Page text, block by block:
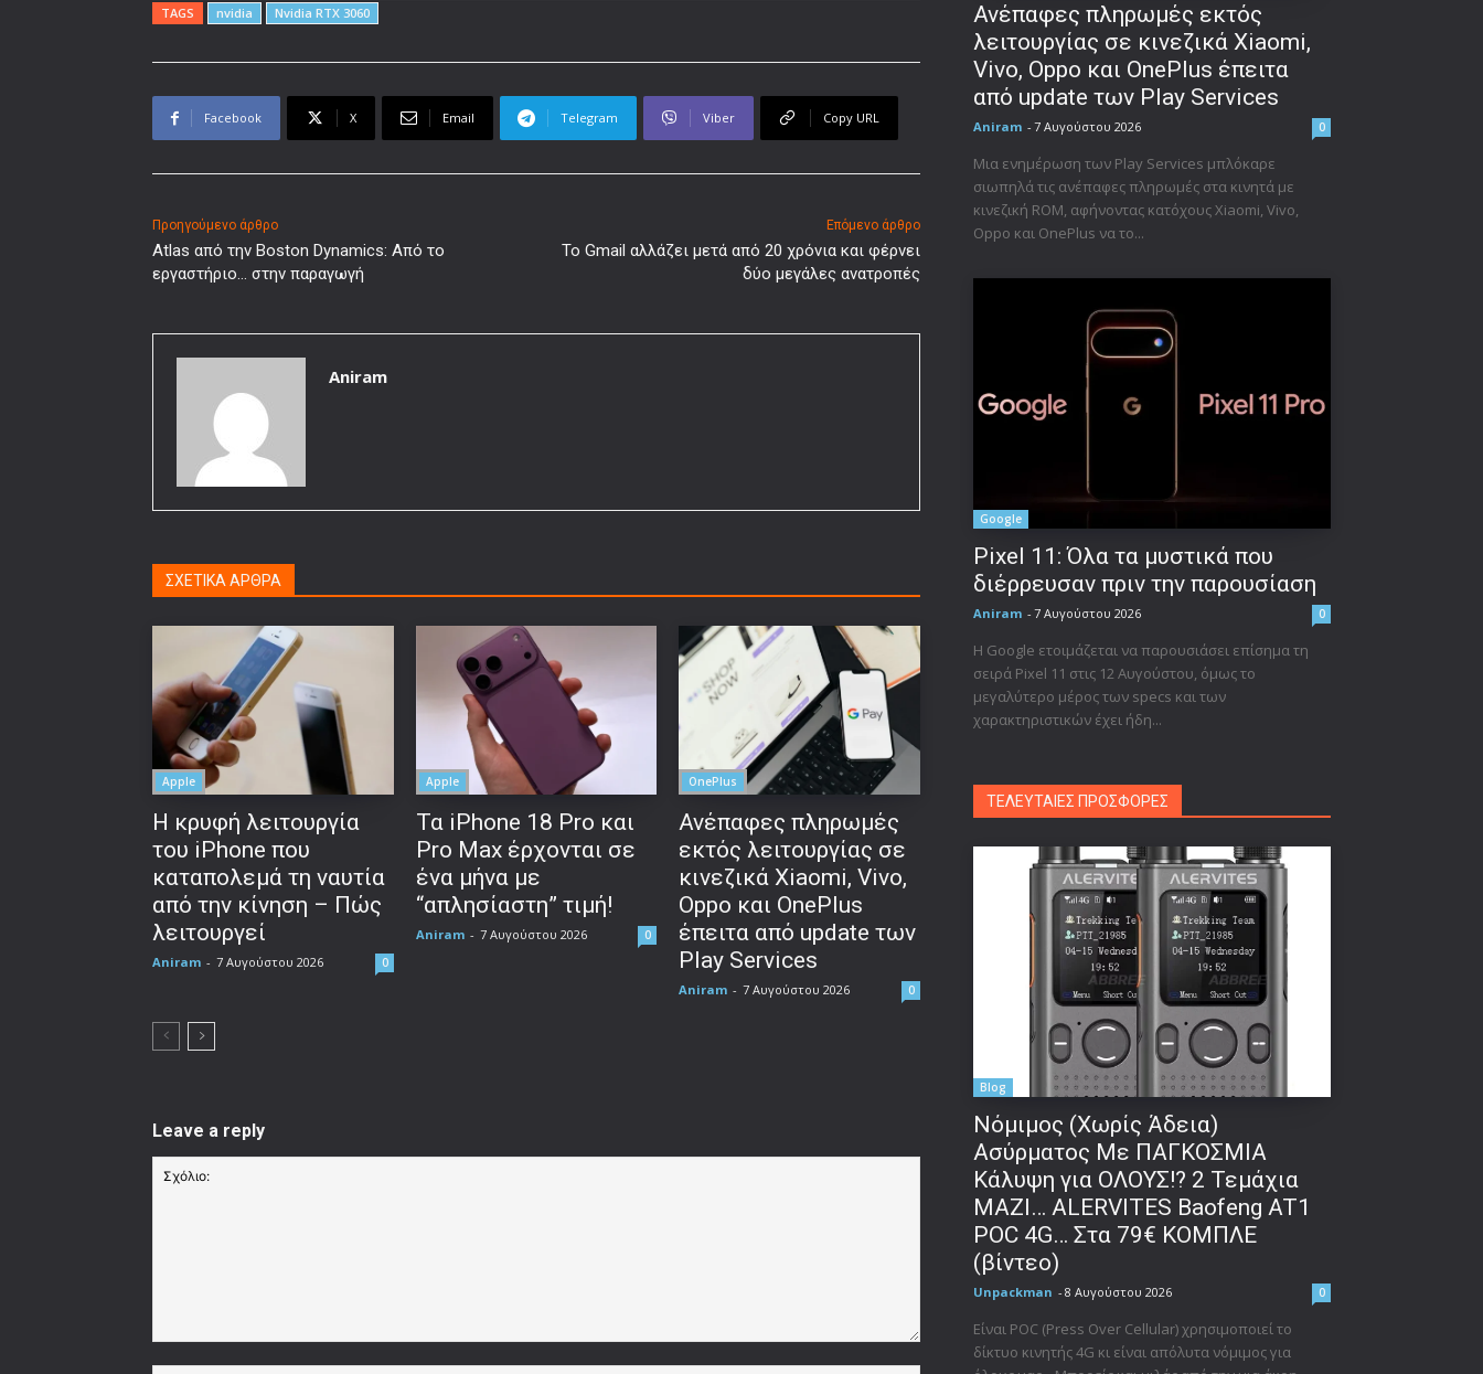
TAGS nvidia Nvidia RTX 3060
Facebook X Email Telegram Viber Copy URL
Προηγούμενο άρθρο
Atlas από την Boston Dynamics: Aπό το
εργαστήριο… στην παραγωγή
Επόμενο άρθρο
Το Gmail αλλάζει μετά από 20 χρόνια και φέρνει
δύο μεγάλες ανατροπές
Aniram
ΣΧΕΤΙΚΑ ΑΡΘΡΑ
Apple
Η κρυφή λειτουργία
του iPhone που
καταπολεμά τη ναυτία
από την κίνηση – Πώς
λειτουργεί
Aniram - 7 Αυγούστου 2026 0
Apple
Τα iPhone 18 Pro και
Pro Max έρχονται σε
ένα μήνα με
“απλησίαστη” τιμή!
Aniram - 7 Αυγούστου 2026 0
OnePlus
Ανέπαφες πληρωμές
εκτός λειτουργίας σε
κινεζικά Xiaomi, Vivo,
Oppo και OnePlus
έπειτα από update των
Play Services
Aniram - 7 Αυγούστου 2026 0
Leave a reply
Ανέπαφες πληρωμές εκτός
λειτουργίας σε κινεζικά Xiaomi,
Vivo, Oppo και OnePlus έπειτα
από update των Play Services
Aniram - 7 Αυγούστου 2026 0
Μια ενημέρωση των Play Services μπλόκαρε
σιωπηλά τις ανέπαφες πληρωμές στα κινητά με
κινεζική ROM, αφήνοντας κατόχους Xiaomi, Vivo,
Oppo και OnePlus να το...
Google
Pixel 11: Όλα τα μυστικά που
διέρρευσαν πριν την παρουσίαση
Aniram - 7 Αυγούστου 2026 0
Η Google ετοιμάζεται να παρουσιάσει επίσημα τη
σειρά Pixel 11 στις 12 Αυγούστου, όμως το
μεγαλύτερο μέρος των specs και των
χαρακτηριστικών έχει ήδη...
ΤΕΛΕΥΤΑΙΕΣ ΠΡΟΣΦΟΡΕΣ
Blog
Νόμιμος (Χωρίς Άδεια)
Ασύρματος Με ΠΑΓΚΟΣΜΙΑ
Κάλυψη για ΟΛΟΥΣ!? 2 Τεμάχια
ΜΑΖΙ… ALERVITES Baofeng AT1
POC 4G… Στα 79€ ΚΟΜΠΛΕ
(βίντεο)
Unpackman - 8 Αυγούστου 2026 0
Είναι POC (Press Over Cellular) χρησιμοποιεί το
δίκτυο κινητής 4G κι είναι απόλυτα νόμιμος για